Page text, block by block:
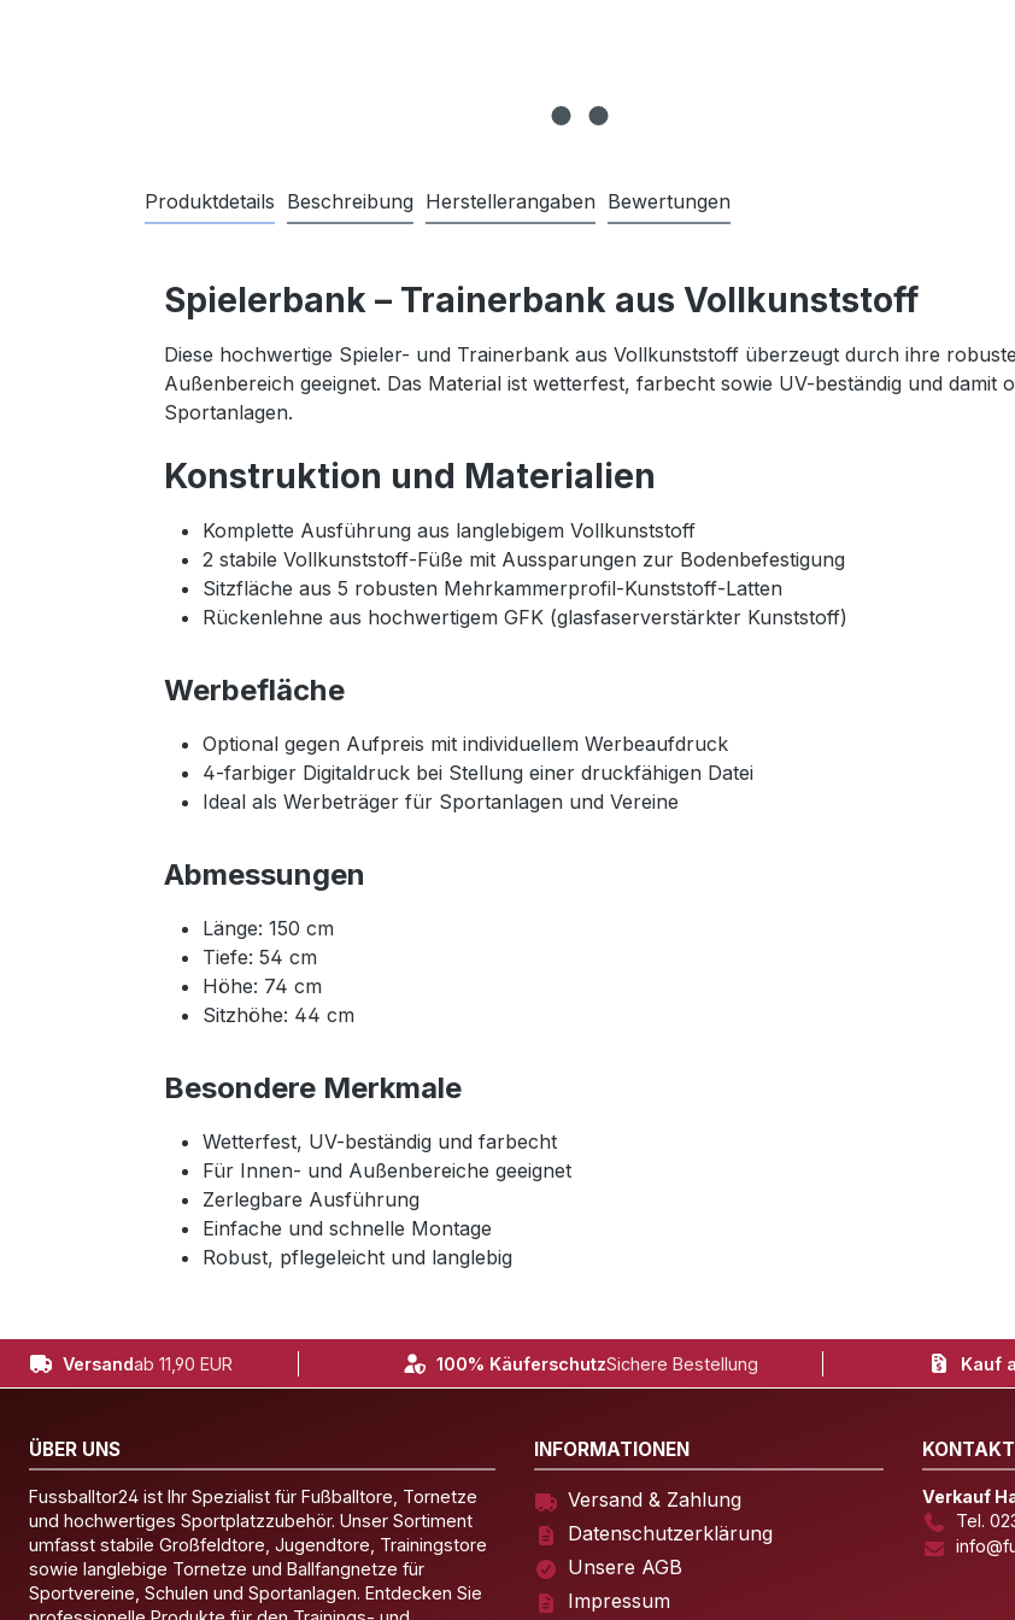
Produktdetails Beschreibung Herstellerangaben Bewertungen
Spielerbank – Trainerbank aus Vollkunststoff
Diese hochwertige Spieler- und Trainerbank aus Vollkunststoff überzeugt durch ihre
Außenbereich geeignet. Das Material ist wetterfest, farbecht sowie UV-beständig und damit
Sportanlagen.
Konstruktion und Materialien
Komplette Ausführung aus langlebigem Vollkunststoff
2 stabile Vollkunststoff-Füße mit Aussparungen zur Bodenbefestigung
Sitzfläche aus 5 robusten Mehrkammerprofil-Kunststoff-Latten
Rückenlehne aus hochwertigem GFK (glasfaserverstärkter Kunststoff)
Werbefläche
Optional gegen Aufpreis mit individuellem Werbeaufdruck
4-farbiger Digitaldruck bei Stellung einer druckfähigen Datei
Ideal als Werbeträger für Sportanlagen und Vereine
Abmessungen
Länge: 150 cm
Tiefe: 54 cm
Höhe: 74 cm
Sitzhöhe: 44 cm
Besondere Merkmale
Wetterfest, UV-beständig und farbecht
Für Innen- und Außenbereiche geeignet
Zerlegbare Ausführung
Einfache und schnelle Montage
Robust, pflegeleicht und langlebig
Versandab 11,90 EUR 100% KäuferschutzSichere Bestellung Kauf
ÜBER UNS
Fussballtor24 ist Ihr Spezialist für Fußballtore, Tornetze
und hochwertiges Sportplatzzubehör. Unser Sortiment
umfasst stabile Großfeldtore, Jugendtore, Trainingstore
sowie langlebige Tornetze und Ballfangnetze für
Sportvereine, Schulen und Sportanlagen. Entdecken Sie
INFORMATIONEN
Versand & Zahlung
Datenschutzerklärung
Unsere AGB
Impressum
KONTAKT
Verkauf
Tel.